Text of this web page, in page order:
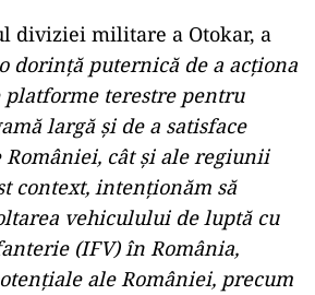
diviziei militare a Otokar, a
dorință puternică de a acționa
platforme terestre pentru
largă și de a satisface
cât și ale regiunii
context, intenționăm să
vehiculului de luptă cu
(IFV) în România,
ale României, precum